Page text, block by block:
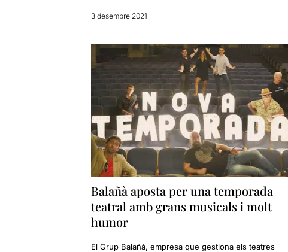
3 desembre 2021
Balañà aposta per una temporada
teatral amb grans musicals i molt
humor
El Grup Balañá, empresa que gestiona els teatres